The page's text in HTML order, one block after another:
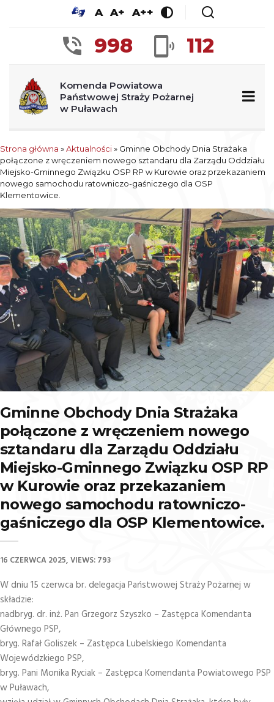
A A+ A++
998 112
Komenda Powiatowa
Państwowej Straży Pożarnej
w Puławach
Strona główna »Aktualności» Gminne Obchody Dnia Strażaka
połączone z wręczeniem nowego sztandaru dla Zarządu Oddziału
Miejsko-Gminnego Związku OSP RP w Kurowie oraz przekazaniem
nowego samochodu ratowniczo-gaśniczego dla OSP
Klementowice.
Gminne Obchody Dnia Strażaka
połączone z wręczeniem nowego
sztandaru dla Zarządu Oddziału
Miejsko-Gminnego Związku OSP RP
w Kurowie oraz przekazaniem
nowego samochodu ratowniczo-
gaśniczego dla OSP Klementowice.
16 CZERWCA 2025 VIEWS: 793
W dniu 15 czerwca br. delegacja Państwowej Straży Pożarnej w
składzie:
nadbryg. dr. inż. Pan Grzegorz Szyszko – Zastępca Komendanta
Głównego PSP,
bryg. Rafał Goliszek – Zastępca Lubelskiego Komendanta
Wojewódzkiego PSP,
bryg. Pani Monika Ryciak – Zastępca Komendanta Powiatowego PSP
w Puławach,